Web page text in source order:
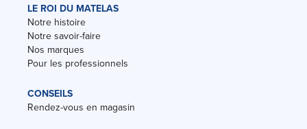
LE ROI DU MATELAS
Notre histoire
Notre savoir-faire
Nos marques
Pour les professionnels
CONSEILS
Rendez-vous en magasin